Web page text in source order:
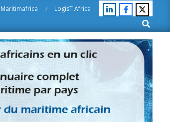
Maritimafrica
LogisT Africa
Search